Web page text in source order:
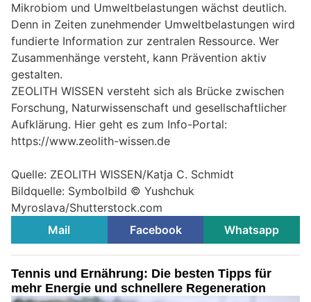
Mikrobiom und Umweltbelastungen wächst deutlich.
Denn in Zeiten zunehmender Umweltbelastungen wird
fundierte Information zur zentralen Ressource. Wer
Zusammenhänge versteht, kann Prävention aktiv
gestalten.
ZEOLITH WISSEN versteht sich als Brücke zwischen
Forschung, Naturwissenschaft und gesellschaftlicher
Aufklärung. Hier geht es zum Info-Portal:
https://www.zeolith-wissen.de
Quelle: ZEOLITH WISSEN/Katja C. Schmidt
Bildquelle: Symbolbild © Yushchuk
Myroslava/Shutterstock.com
Mail
Facebook Whatsapp
Tennis und Ernährung: Die besten Tipps für
mehr Energie und schnellere Regeneration